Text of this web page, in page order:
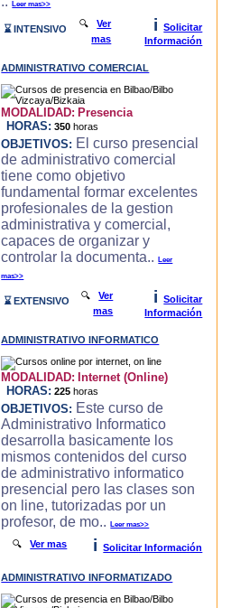
Leer mas>>
⌛ INTENSIVO 🔍Ver
mas
i
Solicitar
Información
ADMINISTRATIVO COMERCIAL
MODALIDAD: Presencia
HORAS: 350 horas
OBJETIVOS: El curso presencial
de administrativo comercial
tiene como objetivo
fundamental formar excelentes
profesionales de la gestion
administrativa y comercial,
capaces de organizar y
controlar la documenta..Leer
mas>>
⌛ EXTENSIVO 🔍Ver
mas
i
Solicitar
Información
ADMINISTRATIVO INFORMATICO
MODALIDAD: Internet (Online)
HORAS: 225 horas
OBJETIVOS: Este curso de
Administrativo Informatico
desarrolla basicamente los
mismos contenidos del curso
de administrativo informatico
presencial pero las clases son
on line, tutorizadas por un
profesor, de mo..Leer mas>>
🔍Ver mas i Solicitar Información
ADMINISTRATIVO INFORMATIZADO